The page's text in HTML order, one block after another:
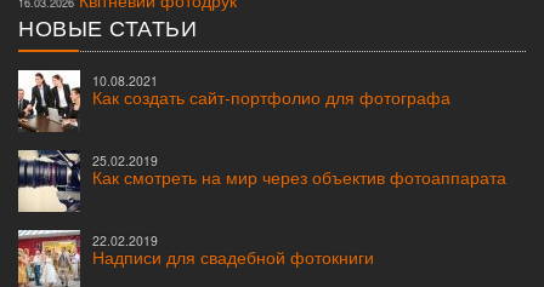
НОВЫЕ СТАТЬИ
10.08.2021
Как создать сайт-портфолио для фотографа
25.02.2019
Как смотреть на мир через объектив фотоаппарата
22.02.2019
Надписи для свадебной фотокниги